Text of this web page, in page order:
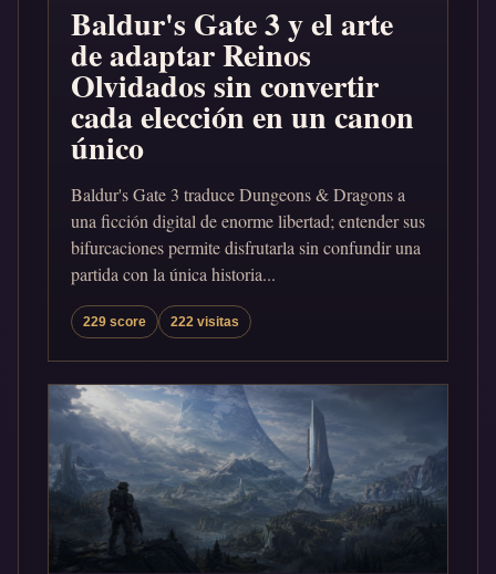
Baldur's Gate 3 y el arte
de adaptar Reinos
Olvidados sin convertir
cada elección en un canon
único
Baldur's Gate 3 traduce Dungeons & Dragons a
una ficción digital de enorme libertad; entender sus
bifurcaciones permite disfrutarla sin confundir una
partida con la única historia...
229 score 222 visitas